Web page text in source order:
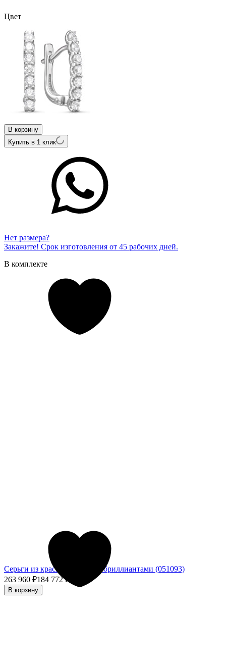
Цвет
В корзину
Купить в 1 клик
Нет размера?
Закажите! Срок изготовления от 45 рабочих дней.
В комплекте
Серьги из красного золота с бриллиантами (051093)
263 960 ₽184 772₽
В корзину